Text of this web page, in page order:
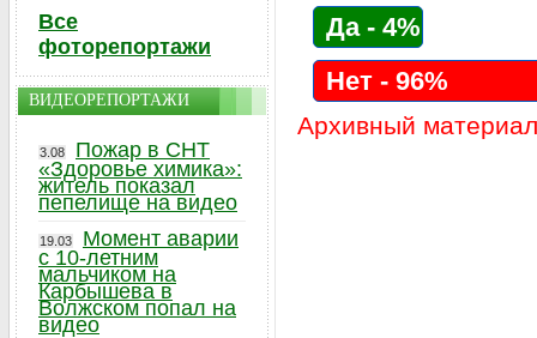
Да - 4%
Нет - 96%
Архивный
Все
фоторепортажи
ВИДЕОРЕПОРТАЖИ
3.08
Пожар в СНТ
«Здоровье химика»:
житель показал
пепелище на видео
19.03
Момент аварии
с 10-летним
мальчиком на
Карбышева в
Волжском попал на
видео